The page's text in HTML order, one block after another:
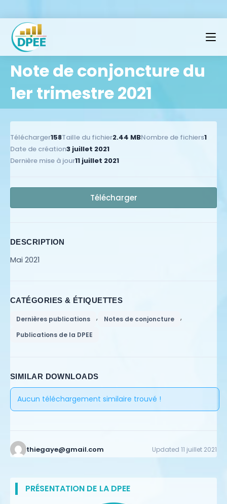
Note de conjoncture du
1er trimestre 2021
Télécharger158Taille du fichier2.44 MBNombre de fichiers1
Date de création3 juillet 2021
Dernière mise à jour11 juillet 2021
Télécharger
DESCRIPTION
Mai 2021
CATÉGORIES & ÉTIQUETTES
Dernières publications , Notes de conjoncture ,
Publications de la DPEE
SIMILAR DOWNLOADS
Aucun téléchargement similaire trouvé !
thiegaye@gmail.com Updated 11 juillet 2021
PRÉSENTATION DE LA DPEE